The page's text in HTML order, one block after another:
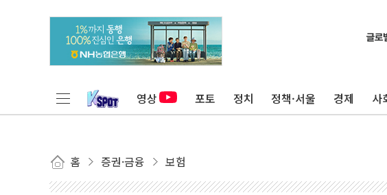
영상 포토 정치 정책·서울 경제 사
홈 증권·금융 보험